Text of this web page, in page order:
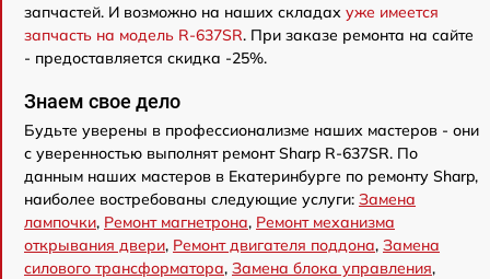
запчастей. И возможно на наших складах уже имеется
запчасть на модель R-637SR. При заказе ремонта на сайте
- предоставляется скидка -25%.
Знаем свое дело
Будьте уверены в профессионализме наших мастеров - они
с уверенностью выполнят ремонт Sharp R-637SR. По
данным наших мастеров в Екатеринбурге по ремонту Sharp,
наиболее востребованы следующие услуги: Замена
лампочки, Ремонт магнетрона, Ремонт механизма
открывания двери, Ремонт двигателя поддона, Замена
силового трансформатора, Замена блока управления,